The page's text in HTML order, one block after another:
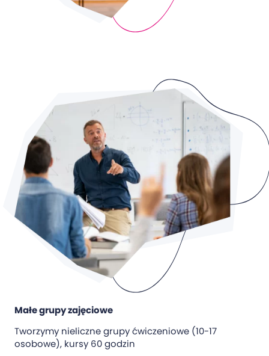
Małe grupy zajęciowe
Tworzymy nieliczne grupy ćwiczeniowe (10-17
osobowe), kursy 60 godzin